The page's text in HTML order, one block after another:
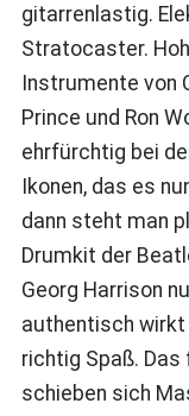
gitarrenlastig.
Stratocaster.
Instrumente von
Prince und Ron
ehrfürchtig bei
Ikonen, das es
dann steht man
Drumkit der
Georg Harrison
authentisch wirkt
richtig Spaß. Das
schieben sich